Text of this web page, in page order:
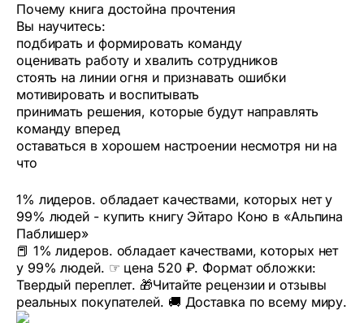
Почему книга достойна прочтения
Вы научитесь:
подбирать и формировать команду
оценивать работу и хвалить сотрудников
стоять на линии огня и признавать ошибки
мотивировать и воспитывать
принимать решения, которые будут направлять
команду вперед
оставаться в хорошем настроении несмотря ни на
что
1% лидеров. обладает качествами, которых нет у
99% людей - купить книгу Эйтаро Коно в «Альпина
Паблишер»
📕 1% лидеров. обладает качествами, которых нет
у 99% людей. ☞ цена 520 ₽. Формат обложки:
Твердый переплет. 🎁Читайте рецензии и отзывы
реальных покупателей. 🚚 Доставка по всему миру.